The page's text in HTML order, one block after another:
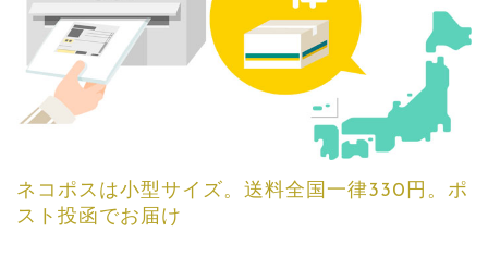
ネコポスは小型サイズ。送料全国一律330円。ポ
スト投函でお届け